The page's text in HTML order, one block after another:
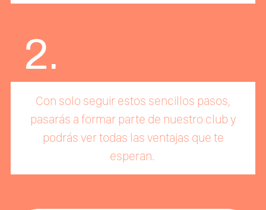
2.
Con solo seguir estos sencillos pasos,
pasarás a formar parte de nuestro club y
podrás ver todas las ventajas que te
esperan.